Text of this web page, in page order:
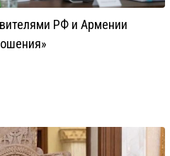
РФ и Армении